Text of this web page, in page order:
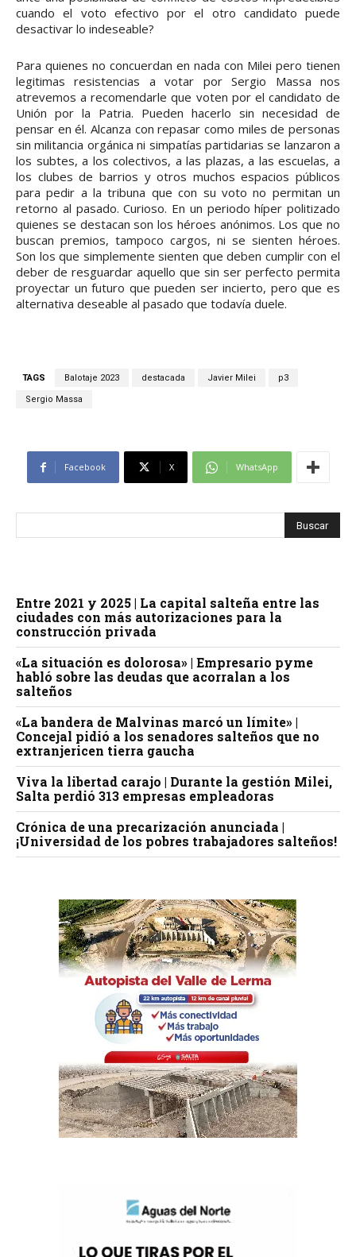
cuando el voto efectivo por el otro candidato puede
desactivar lo indeseable?
Para quienes no concuerdan en nada con Milei pero tienen
legitimas resistencias a votar por Sergio Massa nos
atrevemos a recomendarle que voten por el candidato de
Unión por la Patria. Pueden hacerlo sin necesidad de
pensar en él. Alcanza con repasar como miles de personas
sin militancia orgánica ni simpatías partidarias se lanzaron a
los subtes, a los colectivos, a las plazas, a las escuelas, a
los clubes de barrios y otros muchos espacios públicos
para pedir a la tribuna que con su voto no permitan un
retorno al pasado. Curioso. En un periodo híper politizado
quienes se destacan son los héroes anónimos. Los que no
buscan premios, tampoco cargos, ni se sienten héroes.
Son los que simplemente sienten que deben cumplir con el
deber de resguardar aquello que sin ser perfecto permita
proyectar un futuro que pueden ser incierto, pero que es
alternativa deseable al pasado que todavía duele.
TAGS Balotaje 2023 destacada Javier Milei p3
Sergio Massa
Facebook X WhatsApp
Entre 2021 y 2025 | La capital salteña entre las
ciudades con más autorizaciones para la
construcción privada
«La situación es dolorosa» | Empresario pyme
habló sobre las deudas que acorralan a los
salteños
«La bandera de Malvinas marcó un límite» |
Concejal pidió a los senadores salteños que no
extranjericen tierra gaucha
Viva la libertad carajo | Durante la gestión Milei,
Salta perdió 313 empresas empleadoras
Crónica de una precarización anunciada |
¡Universidad de los pobres trabajadores salteños!